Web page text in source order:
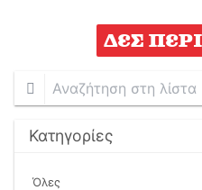
Δες
Αναζήτηση
στη
λίστα
Κατηγορίες
Όλες